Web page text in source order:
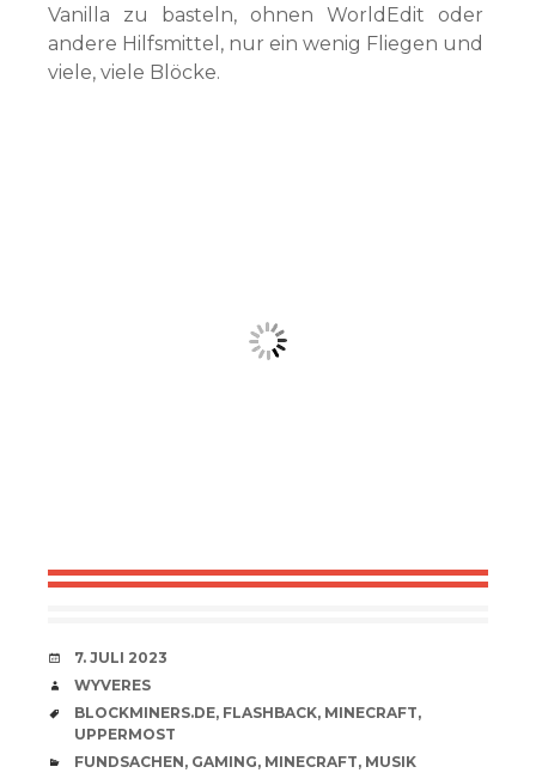
Vanilla zu basteln, ohnen WorldEdit oder
andere Hilfsmittel, nur ein wenig Fliegen und
viele, viele Blöcke.
VERABREDUNG
7. JULI 2023
VERFASSER
WYVERES
SCHLAGWÖRTER
BLOCKMINERS.DE, FLASHBACK, MINECRAFT,
UPPERMOST
CATEGORIES
FUNDSACHEN, GAMING, MINECRAFT, MUSIK